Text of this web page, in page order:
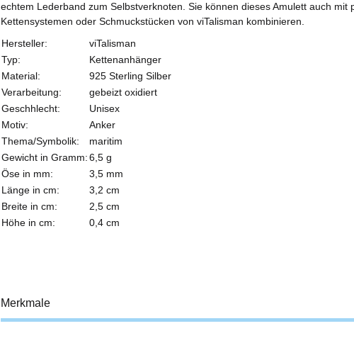
echtem Lederband zum Selbstverknoten. Sie können dieses Amulett auch mit
Kettensystemen oder Schmuckstücken von viTalisman kombinieren.
Hersteller:
viTalisman
Typ:
Kettenanhänger
Material:
925 Sterling Silber
Verarbeitung:
gebeizt oxidiert
Geschhlecht:
Unisex
Motiv:
Anker
Thema/Symbolik:
maritim
Gewicht in Gramm:6,5 g
Öse in mm:
3,5 mm
Länge in cm:
3,2 cm
Breite in cm:
2,5 cm
Höhe in cm:
0,4 cm
Merkmale